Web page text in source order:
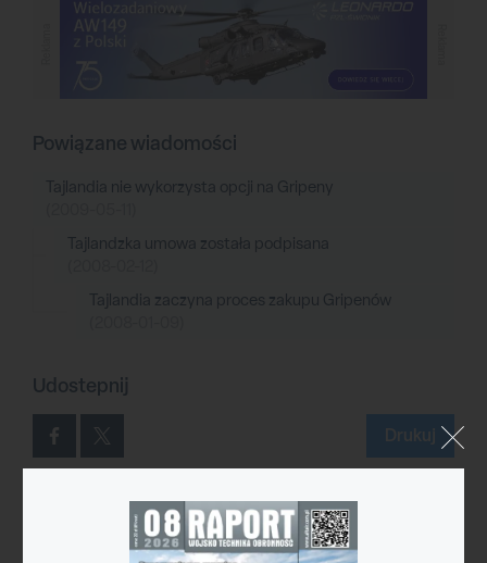
Powiązane wiadomości
Tajlandia nie wykorzysta opcji na Gripeny
Tajlandzka umowa została podpisana
Tajlandia zaczyna proces zakupu Gripenów
Udostepnij
Drukuj